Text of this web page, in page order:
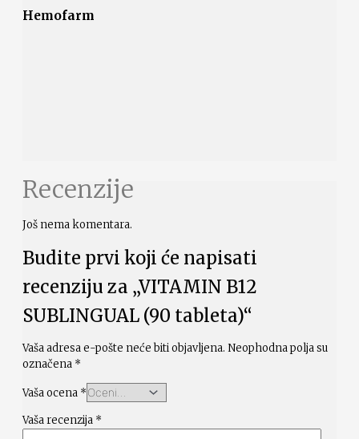
Hemofarm
Recenzije
Još nema komentara.
Budite prvi koji će napisati
recenziju za „VITAMIN B12
SUBLINGUAL (90 tableta)“
Vaša adresa e-pošte neće biti objavljena. Neophodna polja su
označena *
Vaša ocena *
Vaša recenzija *